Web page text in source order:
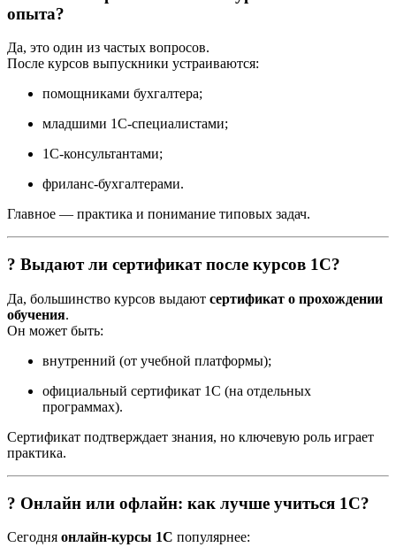
опыта?
Да, это один из частых вопросов.
После курсов выпускники устраиваются:
помощниками бухгалтера;
младшими 1С-специалистами;
1С-консультантами;
фриланс-бухгалтерами.
Главное — практика и понимание типовых задач.
? Выдают ли сертификат после курсов 1С?
Да, большинство курсов выдают сертификат о прохождении
обучения.
Он может быть:
внутренний (от учебной платформы);
официальный сертификат 1С (на отдельных
программах).
Сертификат подтверждает знания, но ключевую роль играет
практика.
? Онлайн или офлайн: как лучше учиться 1С?
Сегодня онлайн-курсы 1С популярнее: